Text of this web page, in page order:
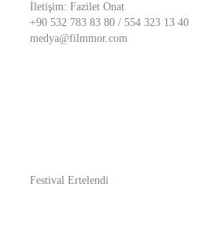
İletişim: Fazilet Onat
+90 532 783 83 80 / 554 323 13 40
medya@filmmor.com
Festival Ertelendi